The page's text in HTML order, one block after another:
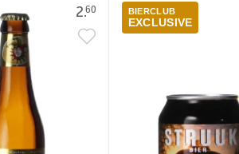
2.60 BIERCLUB
EXCLUSIVE